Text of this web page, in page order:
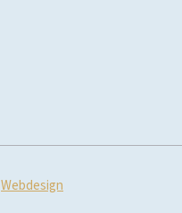
Webdesign